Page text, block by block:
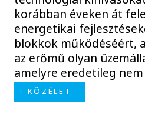
korábban éveken át
energetikai
blokkok működéséért,
az erőmű olyan
amelyre eredetileg
KÖZÉLET